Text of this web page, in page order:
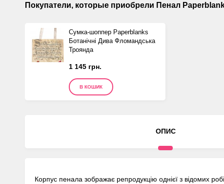
Покупатели, которые приобрели Пенал
Сумка-шоппер Paperblanks
Ботанічні Дива Фломандська
Троянда
1 145 грн.
В КОШИК
ОПИС
Корпус пенала зображає репродукцію однієї з відомих